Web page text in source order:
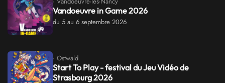
Vandoeuvre in Game 2026
du 5 au 6 septembre 2026
· Ostwald
Start To Play - festival du Jeu Vidéo de
Strasbourg 2026